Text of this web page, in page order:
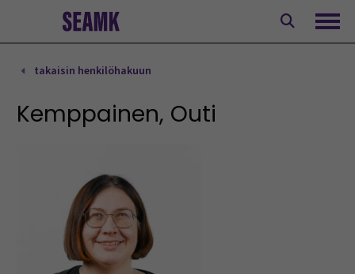
takaisin henkilöhakuun
Kemppainen, Outi